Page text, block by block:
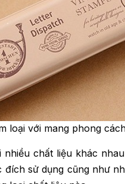
loại với mang phong
chất liệu khác
sử dụng cũng như